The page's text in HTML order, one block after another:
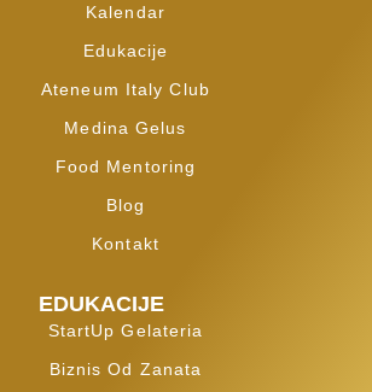
Kalendar
Edukacije
Ateneum Italy Club
Medina Gelus
Food Mentoring
Blog
Kontakt
EDUKACIJE
StartUp Gelateria
Biznis Od Zanata